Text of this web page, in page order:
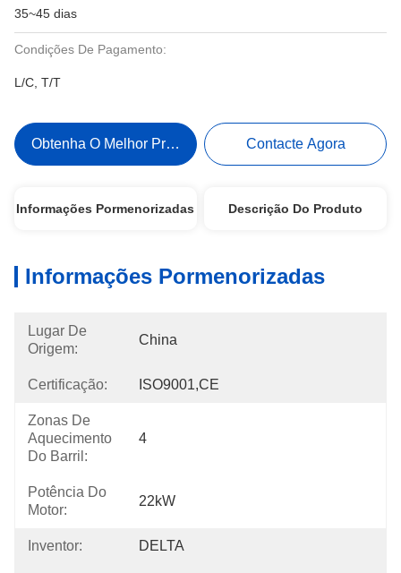
35~45 dias
Condições De Pagamento:
L/C, T/T
Obtenha O Melhor Preço Contacte Agora
Informações Pormenorizadas Descrição Do Produto
Informações Pormenorizadas
Lugar De
Origem:
China
Certificação: ISO9001,CE
Zonas De
Aquecimento
Do Barril:
4
Potência Do
Motor:
22kW
Inventor: DELTA